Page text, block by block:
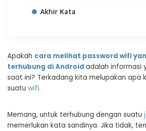
Akhir Kata
Apakah cara melihat password wifi
terhubung di Android adalah informasi
saat ini? Terkadang kita melupakan apa
suatu wifi.
Memang, untuk terhubung dengan suatu
memerlukan kata sandinya. Jika tidak,